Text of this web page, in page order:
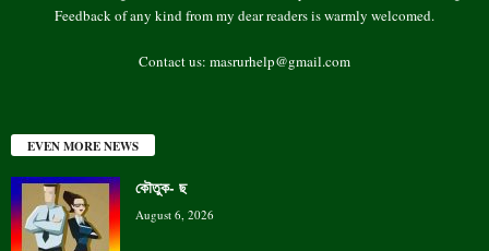
Feedback of any kind from my dear readers is warmly welcomed.
Contact us: masrurhelp@gmail.com
EVEN MORE NEWS
কৌতুক- ছ
August 6, 2026